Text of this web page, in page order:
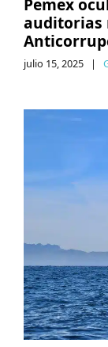
Pemex
auditorias
julio 15, 2025 |